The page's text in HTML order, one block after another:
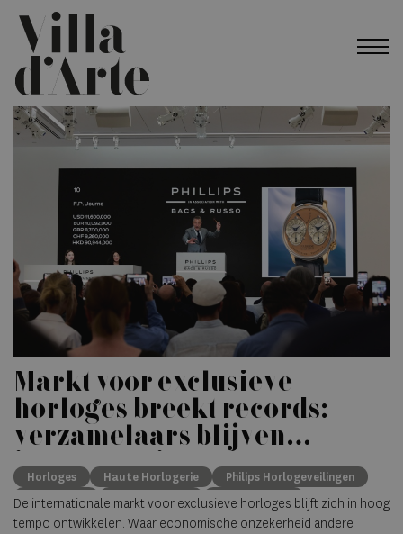
Markt voor exclusieve
horloges breekt records:
verzamelaars blijven
investeren in zeldzame
uurwerken
Horloges Haute Horlogerie
Philips Horlogeveilingen
F.P. Journe
Patek Philippe
luxe horloges
verzamelaars
De internationale markt voor exclusieve horloges blijft zich in hoog
tempo ontwikkelen. Waar economische onzekerheid andere